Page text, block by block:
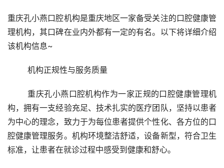
重庆孔小燕口腔机构是重庆地区一家备受关注的口腔健康管
理机构，其口碑在业内外都有一定的有名。以下将详细介绍
该机构信息~
	机构正规性与服务质量
构，拥有一支经验充足、技术扎实的医疗团队，坚持以患者
为中心的理念，致力于为每位患者提供个性化、各方位的口
腔健康管理服务。机构环境整洁舒适，设备新型，符合卫生
标准，让患者在就诊过程中感受到健康和舒心。